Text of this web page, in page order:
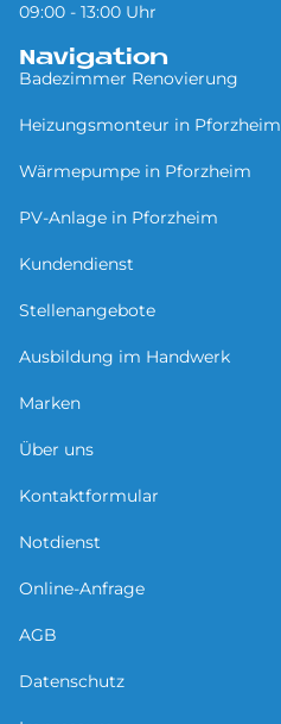
09:00 - 13:00 Uhr
Navigation
Badezimmer Renovierung
Heizungsmonteur in Pforzheim
Wärmepumpe in Pforzheim
PV-Anlage in Pforzheim
Kundendienst
Stellenangebote
Ausbildung im Handwerk
Marken
Über uns
Kontaktformular
Notdienst
Online-Anfrage
AGB
Datenschutz